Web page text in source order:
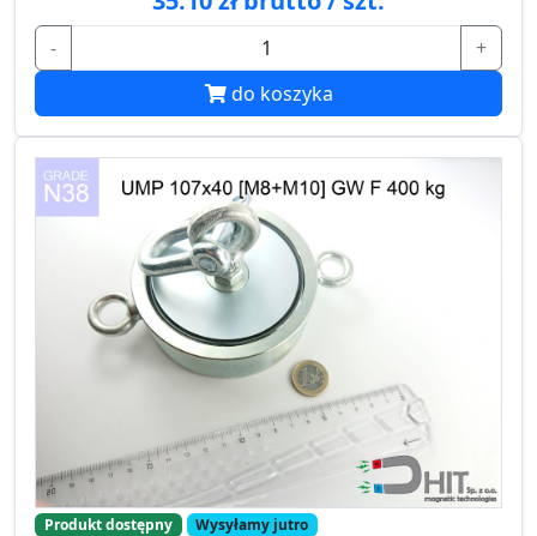
-
+
do koszyka
Produkt dostępny Wysyłamy jutro